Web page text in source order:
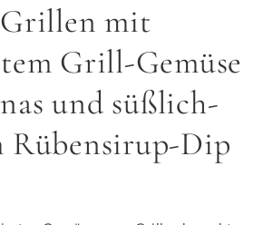
Grillen mit
Grill-Gemüse
und süßlich-
Rübensirup-Dip